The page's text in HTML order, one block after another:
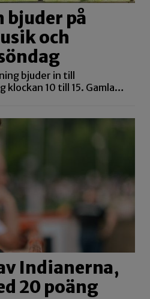
bjuder på
och
bjuder in till
klockan 10 till 15. Gamla…
Indianerna,
20 poäng